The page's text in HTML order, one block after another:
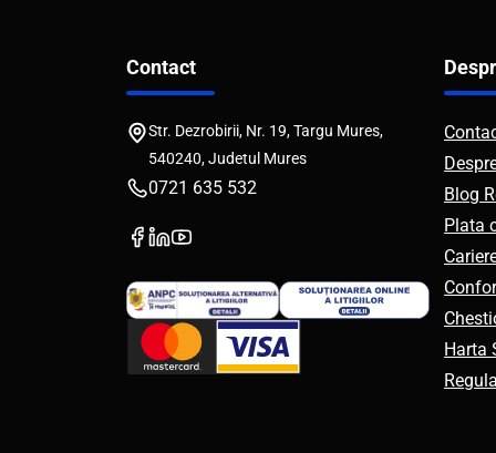
Contact
Str. Dezrobirii, Nr. 19, Targu Mures,
540240, Judetul Mures
0721 635 532
Blog
Plata
Harta